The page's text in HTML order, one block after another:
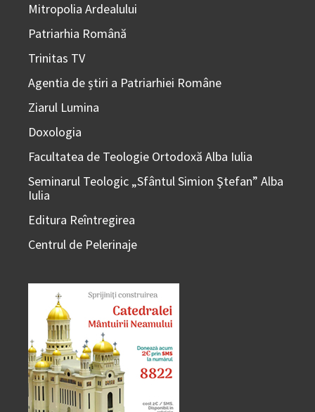
Mitropolia Ardealului
Patriarhia Română
Trinitas TV
Agentia de știri a Patriarhiei Române
Ziarul Lumina
Doxologia
Facultatea de Teologie Ortodoxă Alba Iulia
Seminarul Teologic „Sfântul Simion Ştefan” Alba
Iulia
Editura Reîntregirea
Centrul de Pelerinaje